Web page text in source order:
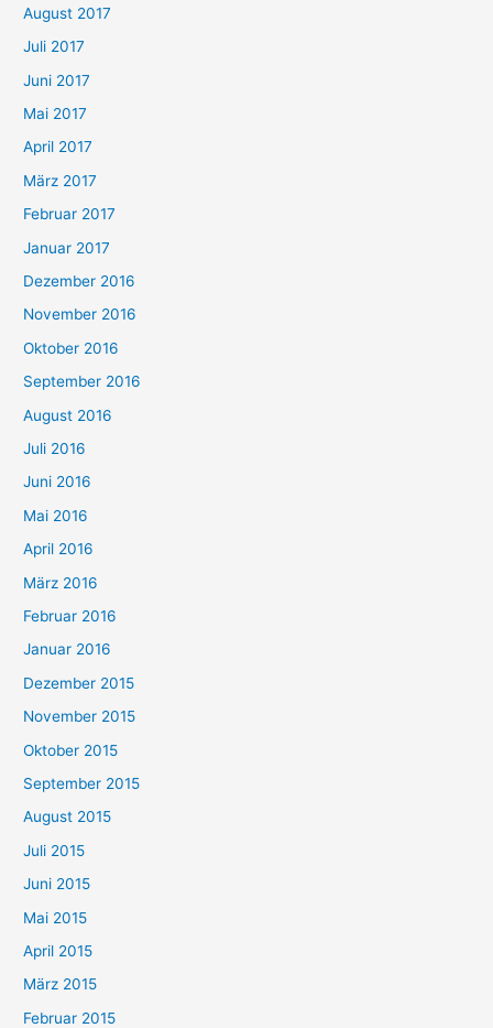
August 2017
Juli 2017
Juni 2017
Mai 2017
April 2017
März 2017
Februar 2017
Januar 2017
Dezember 2016
November 2016
Oktober 2016
September 2016
August 2016
Juli 2016
Juni 2016
Mai 2016
April 2016
März 2016
Februar 2016
Januar 2016
Dezember 2015
November 2015
Oktober 2015
September 2015
August 2015
Juli 2015
Juni 2015
Mai 2015
April 2015
März 2015
Februar 2015